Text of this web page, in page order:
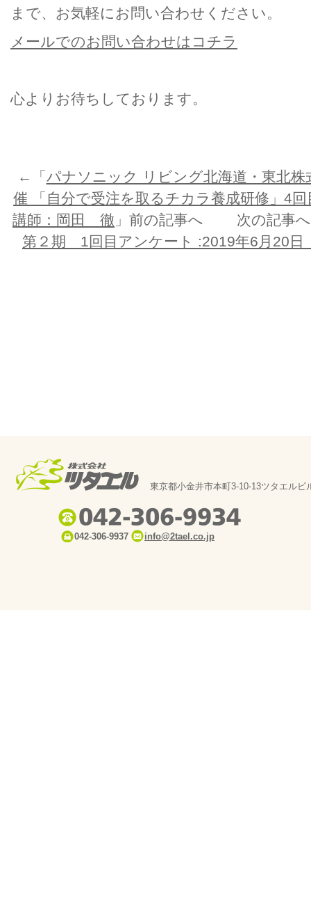
まで、お気軽にお問い合わせください。
メールでのお問い合わせはコチラ
心よりお待ちしております。
←「 パナソニック リビング北海道・東北
催 「自分で受注を取るチカラ養成研修」4
講師：岡田 徹 」前の記事へ 次の記事
第２期 1回目アンケート :2019年6月20
東京都小金井市本町3-10-13ツタエルビ
042-306-9937 info@2tael.co.jp